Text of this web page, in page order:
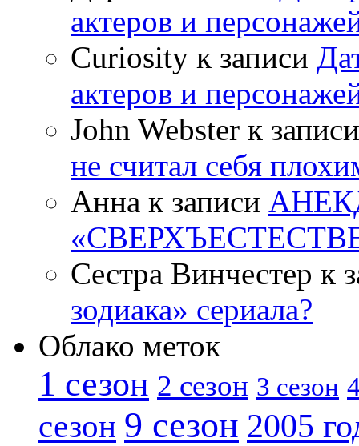
актеров и
Curiosity к записи
актеров и
John Webster к
не считал себя
Анна к записи
Сестра Винчестер к
зодиака» сериала?
Облако меток
1 сезон 2 сезон 3 сезон
сезон 9 сезон 2005